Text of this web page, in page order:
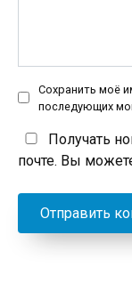
Сохранить моё
последующих
Получать
почте. Вы